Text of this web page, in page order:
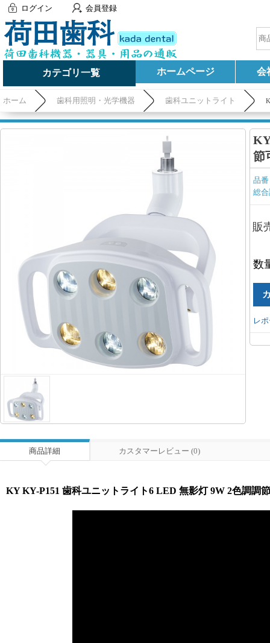
ログイン 会員登録
カテゴリ一覧 ホームページ 会
ホーム 歯科用照明・光学機器 歯科ユニットライト
節
品
総
販
数
レ
商品詳細 カスタマーレビュー (0)
KY KY-P151 歯科ユニットライト6 LED 無影灯 9W 2色調調